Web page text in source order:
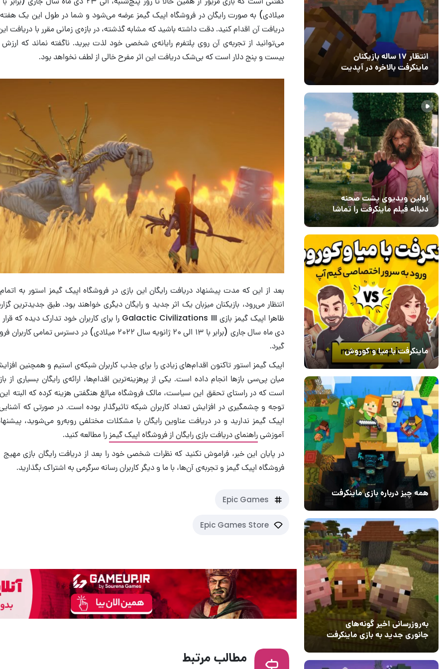
انتظار ۱۷ ساله بازیکنان
ماینکرفت بالاخره در آپدیت
جدید بازی به پایان رسید
اولین ویدیوی پشت صحنه
دنباله فیلم ماینکرفت را تماشا
کنید19 13 اسفند 1403
ماینکرفت با میا و کوروش
7
30 دی 1403
همه چیز درباره بازی ماینکرفت
به‌روزرسانی اخیر گونه‌های
جانوری جدید به بازی ماینکرفت
میلادی) به صورت رایگان در فروشگاه اپیک گیمز عرضه می‌شود و شما در طول این یک
دریافت آن اقدام کنید. دقت داشته باشید که مشابه گذشته، در بازه‌ی زمانی مقرر با دریافت
می‌توانید از تجربه‌ی آن روی پلتفرم رایانه‌ی شخصی خود لذت ببرید. ناگفته نماند که ارزش
بیست و پنج دلار است که بی‌شک دریافت این اثر مفرح خالی از لطف نخواهد بود.
بعد از این که مدت پیشنهاد دریافت رایگان این بازی در فروشگاه اپیک گیمز استور به
انتظار می‌رود، بازیکنان میزبان یک اثر جدید و رایگان دیگری خواهند بود. طبق جدیدترین
دی ماه سال جاری (برابر با ۱۳ الی ۲۰ ژانویه سال ۲۰۲۲ میلادی) در
گیرد.
اپیک گیمز استور تاکنون اقدام‌های زیادی را برای جذب کاربران شبکه‌ی استیم و همچنین
میان پی‌سی باز‌ها انجام داده است. یکی از پرهزینه‌ترین اقدام‌ها، ارائه‌ی رایگان بسیاری از
است که در راستای تحقق این سیاست، مالک فروشگاه مبالغ هنگفتی هزینه کرده که البته
توجه و چشمگیری در افزایش تعداد کاربران شبکه تاثیرگذار بوده است. در صورتی که
اپیک گیمز ندارید و در دریافت عناوین رایگان با مشکلات مختلفی روبه‌رو می‌شوید،
آموزشیراهنمای دریافت بازی رایگان از فروشگاه اپیک گیمز را مطالعه کنید.
فروشگاه اپیک گیمز و تجربه‌ی آن‌ها، با ما و دیگر کاربران رسانه سرگرمی به اشتراک بگذارید.
Epic Games
Epic Games Store
مطالب مرتبط